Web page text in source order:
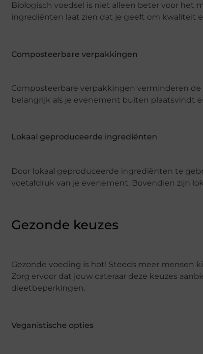
Biologisch voedsel is niet alleen beter voor het
ingrediënten laat zien dat je geeft om kwaliteit
Composteerbare verpakkingen
Composteerbare verpakkingen verminderen
belangrijk als je evenement buiten plaatsvindt
Lokaal geproduceerde ingrediënten
Door lokaal geproduceerde ingrediënten te
voetafdruk van je evenement. Bovendien zijn
Gezonde keuzes
Gezonde voeding is hot! Steeds meer mensen
Zorg ervoor dat jouw cateraar deze keuzes
dieetbeperkingen.
Veganistische opties